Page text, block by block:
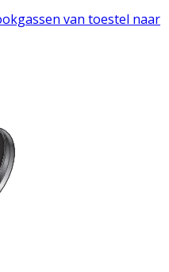
van toestel naar